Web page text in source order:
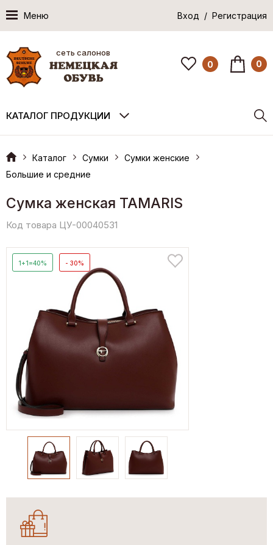
Меню Вход / Регистрация
сеть салонов
0 0
КАТАЛОГ ПРОДУКЦИИ
Каталог Сумки
Сумки женские
Большие и средние
Сумка женская TAMARIS
Код товара ЦУ-00040531
1+1=40% - 30%